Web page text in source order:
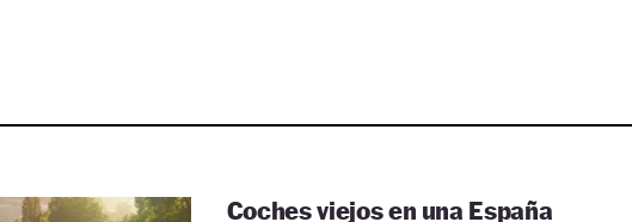
Coches viejos en una España